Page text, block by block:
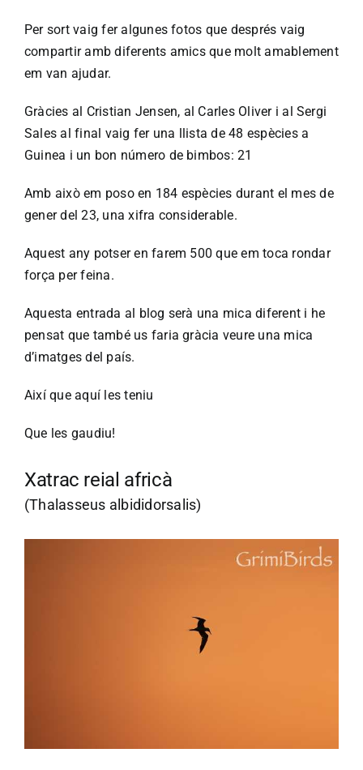
Per sort vaig fer algunes fotos que després vaig
compartir amb diferents amics que molt amablement
em van ajudar.
Gràcies al Cristian Jensen, al Carles Oliver i al Sergi
Sales al final vaig fer una llista de 48 espècies a
Guinea i un bon número de bimbos: 21
Amb això em poso en 184 espècies durant el mes de
gener del 23, una xifra considerable.
Aquest any potser en farem 500 que em toca rondar
força per feina.
Aquesta entrada al blog serà una mica diferent i he
pensat que també us faria gràcia veure una mica
d’imatges del país.
Així que aquí les teniu
Que les gaudiu!
Xatrac reial africà
(Thalasseus albididorsalis)